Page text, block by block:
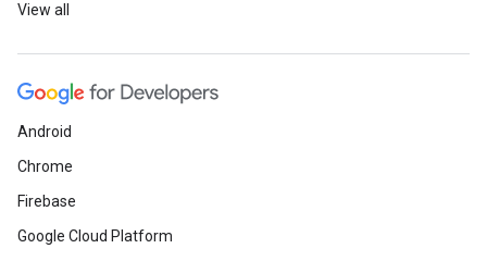
View all
Android
Chrome
Firebase
Google Cloud Platform